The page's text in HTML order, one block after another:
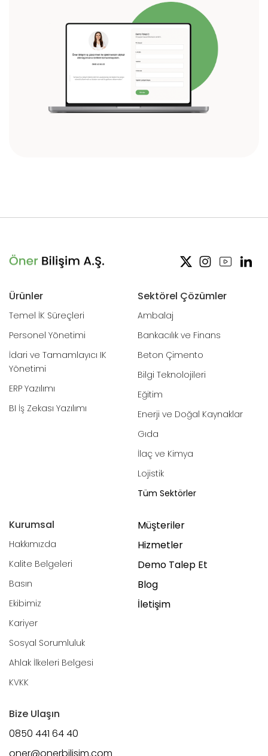
Ürünler
Temel İK Süreçleri
Personel Yönetimi
İdari ve Tamamlayıcı IK
Yönetimi
ERP Yazılımı
BI İş Zekası Yazılımı
Sektörel Çözümler
Ambalaj
Bankacılık ve Finans
Beton Çimento
Bilgi Teknolojileri
Eğitim
Enerji ve Doğal Kaynaklar
Gıda
İlaç ve Kimya
Lojistik
Tüm Sektörler
Kurumsal
Hakkımızda
Kalite Belgeleri
Basın
Ekibimiz
Kariyer
Sosyal Sorumluluk
Ahlak İlkeleri Belgesi
KVKK
Müşteriler
Hizmetler
Demo Talep Et
Blog
İletişim
Bize Ulaşın
0850 441 64 40
oner@onerbilisim.com